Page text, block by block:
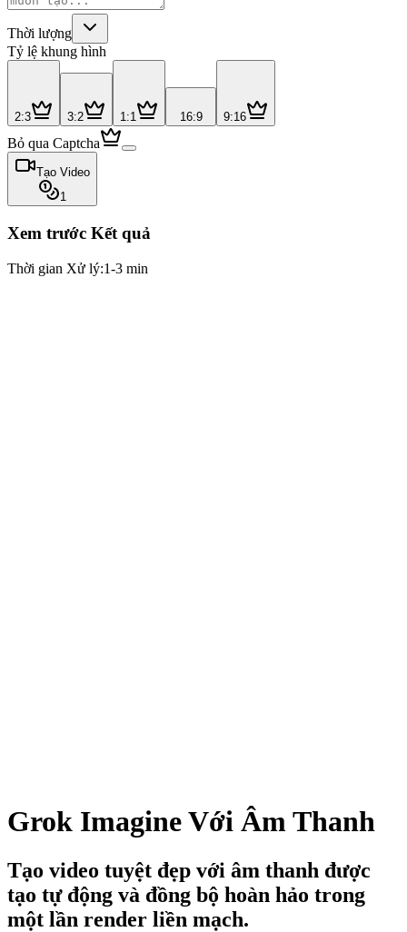
Thời lượng
Tỷ lệ khung hình
2:3 3:2 1:1 16:9 9:16
Bỏ qua Captcha
Tạo Video
1
Xem trước Kết quả
Thời gian Xử lý:1-3 min
Grok Imagine Với Âm Thanh
Tạo video tuyệt đẹp với âm thanh được
tạo tự động và đồng bộ hoàn hảo trong
một lần render liền mạch.